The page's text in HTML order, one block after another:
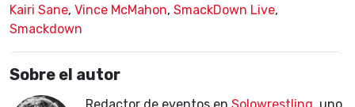
Kairi Sane, Vince McMahon, SmackDown Live,
Smackdown
Sobre el autor